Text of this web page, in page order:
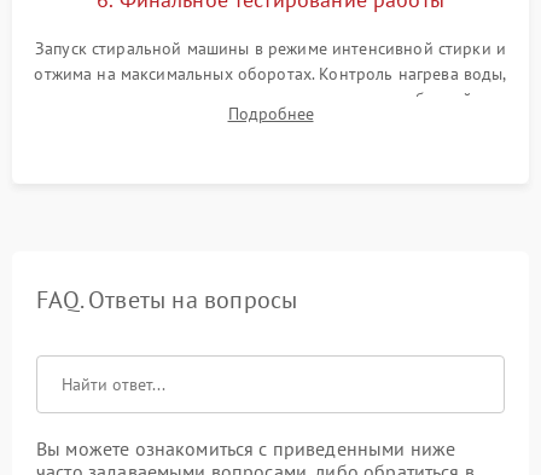
Запуск стиральной машины в режиме интенсивной стирки и
отжима на максимальных оборотах. Контроль нагрева воды,
корректности слива, отсутствия излишних вибраций,
посторонних стуков и протечек под корпусом.
Подробнее
FAQ. Ответы на вопросы
Вы можете ознакомиться с приведенными ниже